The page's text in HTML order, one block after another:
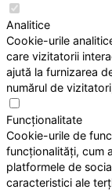
Analitice
Cookie-urile
care vizitatorii
ajută la furnizarea
numărul de
Funcționalitate
Cookie-urile de
funcționalități, cum
platformele de
caracteristici ale